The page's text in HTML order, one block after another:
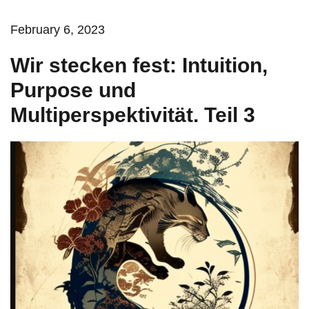
February 6, 2023
Wir stecken fest: Intuition,
Purpose und
Multiperspektivität. Teil 3